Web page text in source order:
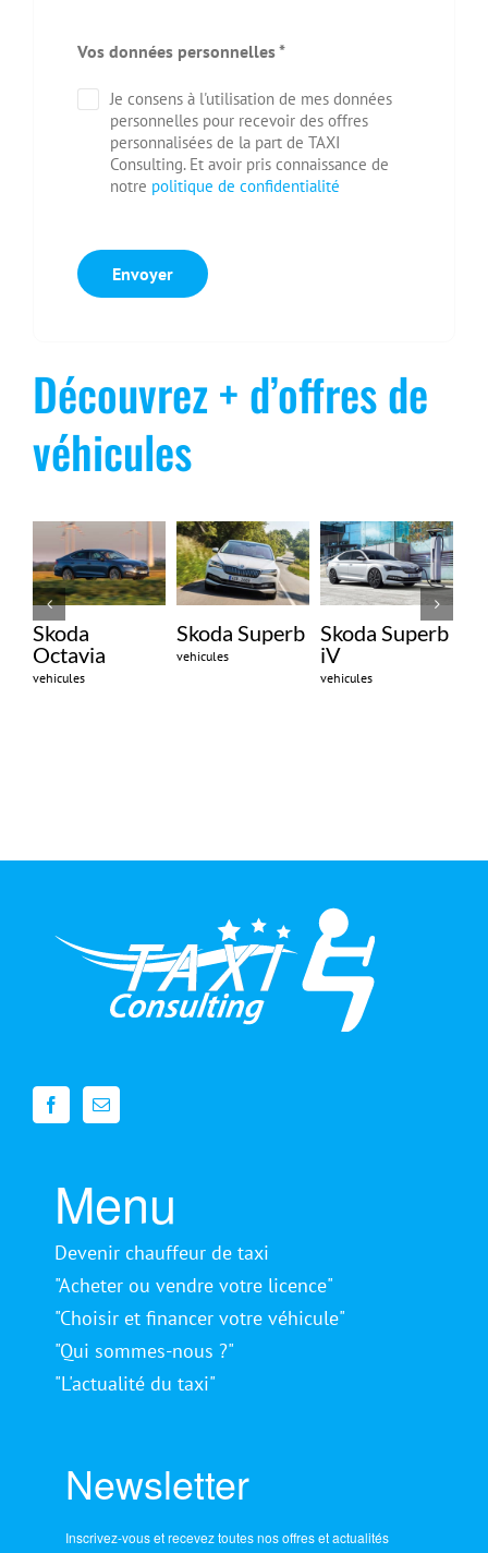
Vos données personnelles*
Je consens à l'utilisation de mes données
personnelles pour recevoir des offres
personnalisées de la part de TAXI
Consulting. Et avoir pris connaissance de
notre politique de confidentialité
Envoyer
Découvrez + d’offres de
véhicules
Skoda
Octavia
vehicules
Skoda Superb
vehicules
Skoda Superb
iV
vehicules
Menu
Devenir chauffeur de taxi
"Acheter ou vendre votre licence"
"Choisir et financer votre véhicule"
"Qui sommes-nous ?"
"L'actualité du taxi"
Newsletter
Inscrivez-vous et recevez toutes nos offres et actualités